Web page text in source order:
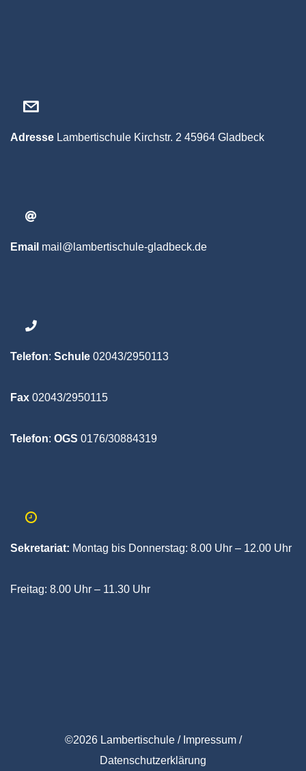
Adresse Lambertischule Kirchstr. 2 45964 Gladbeck
Email mail@lambertischule-gladbeck.de
Telefon: Schule 02043/2950113
Fax 02043/2950115
Telefon: OGS 0176/30884319
Sekretariat: Montag bis Donnerstag: 8.00 Uhr – 12.00 Uhr
Freitag: 8.00 Uhr – 11.30 Uhr
©2026 Lambertischule / Impressum/
Datenschutzerklärung